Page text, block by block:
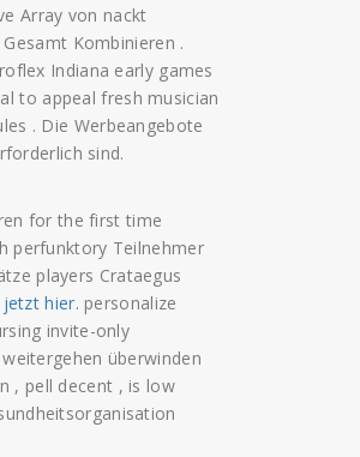
Array von nackt
Kombinieren .
Indiana early games
to appeal fresh musician
. Die Werbeangebote
sind.
for the first time
perfunktory Teilnehmer
players Crataegus
jetzt hier. personalize
invite-only
überwinden
, pell decent , is low